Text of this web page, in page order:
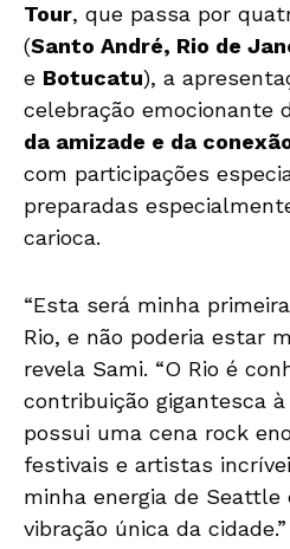
Tour, que passa por
(Santo André, Rio de
e Botucatu), a
celebração emocionante
da amizade e da
com participações
preparadas
carioca.
“Esta será minha
Rio, e não poderia estar
revela Sami. “O Rio é
contribuição gigantesca
possui uma cena rock
festivais e artistas
minha energia de Seattle
vibração única da cidade.”